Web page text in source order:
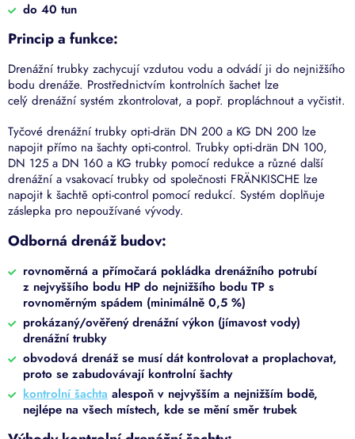
do 40 tun
Princip a funkce:
Drenážní trubky zachycují vzdutou vodu a odvádí ji do nejnižšího
bodu drenáže. Prostřednictvím kontrolních šachet lze
celý drenážní systém zkontrolovat, a popř. propláchnout a vyčistit.
Tyčové drenážní trubky opti-drän DN 200 a KG DN 200 lze
napojit přímo na šachty opti-control. Trubky opti-drän DN 100,
DN 125 a DN 160 a KG trubky pomocí redukce a různé další
drenážní a vsakovací trubky od společnosti FRÄNKISCHE lze
napojit k šachtě opti-control pomocí redukcí. Systém doplňuje
záslepka pro nepoužívané vývody.
Odborná drenáž budov:
rovnoměrná a přímočará pokládka drenážního potrubí
z nejvyššího bodu HP do nejnižšího bodu TP s
rovnoměrným spádem (minimálně 0,5 %)
prokázaný/ověřený drenážní výkon (jímavost vody)
drenážní trubky
obvodová drenáž se musí dát kontrolovat a proplachovat,
proto se zabudovávají kontrolní šachty
kontrolní šachta alespoň v nejvyšším a nejnižším bodě,
nejlépe na všech místech, kde se mění směr trubek